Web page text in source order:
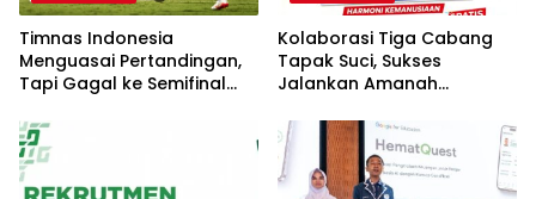
Timnas Indonesia
Menguasai Pertandingan,
Tapi Gagal ke Semifinal
Kolaborasi Tiga Cabang
Tapak Suci, Sukses
Jalankan Amanah
Gubernur Sulawesi Selatan